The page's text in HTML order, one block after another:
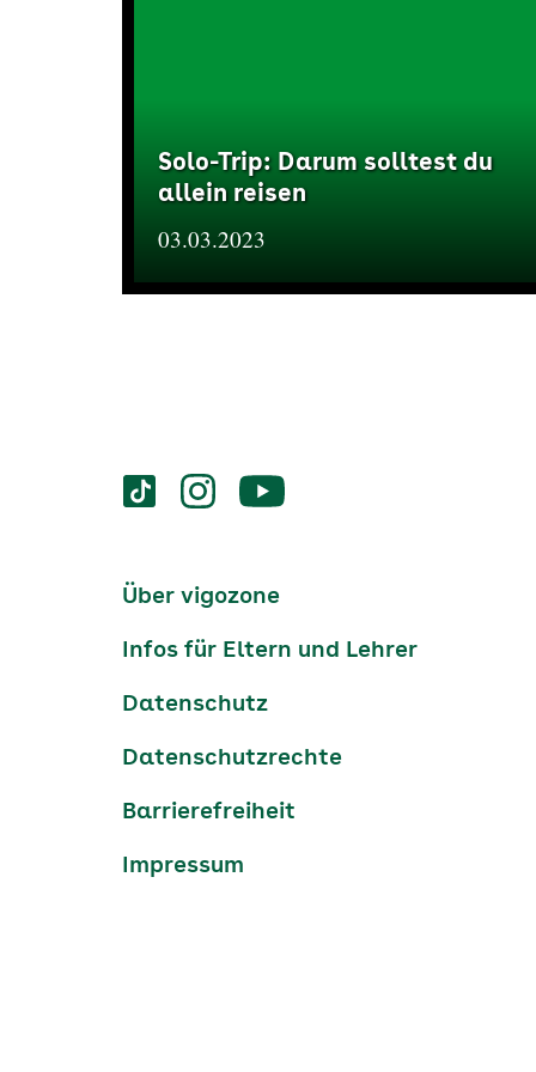
Solo-Trip: Darum solltest du
allein reisen
03.03.2023
ServicesSocial-
vigozone.de
vigozone.devigozone.de
Services-
Über vigozone
Infos für Eltern und Lehrer
Datenschutz
Datenschutzrechte
Barrierefreiheit
Impressum